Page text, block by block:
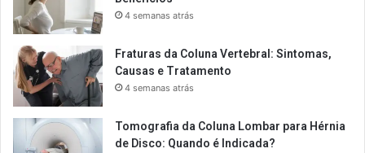
4 semanas atrás
Fraturas da Coluna Vertebral: Sintomas,
Causas e Tratamento
4 semanas atrás
Tomografia da Coluna Lombar para Hérnia
de Disco: Quando é Indicada?